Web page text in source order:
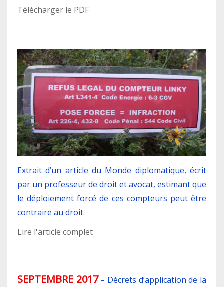
Télécharger le PDF
Extrait d’un article du Monde diplomatique, écrit
par un professeur de droit et avocat, estimant que
le déploiement forcé de ces compteurs peut être
contraire au droit.
Lire l'article complet
SEPTEMBRE 2017– Décrets d’application de la